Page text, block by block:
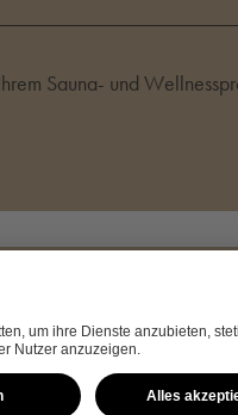
Sauna- und
Produkten?